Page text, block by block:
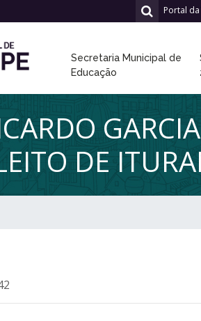
Portal
Secretaria Municipal de
Educação
DE